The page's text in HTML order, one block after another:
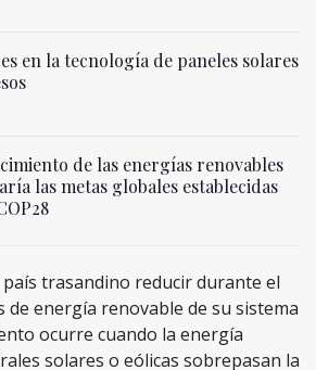
en la tecnología de paneles solares
de las energías renovables
las metas globales establecidas
trasandino reducir durante el
energía renovable de su sistema
ocurre cuando la energía
solares o eólicas sobrepasan la